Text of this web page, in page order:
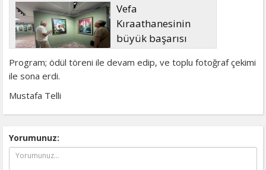
Vefa
Kıraathanesinin
büyük başarısı
Program; ödül töreni ile devam edip, ve toplu fotoğraf çekimi
ile sona erdi.
Mustafa Telli
Yorumunuz: